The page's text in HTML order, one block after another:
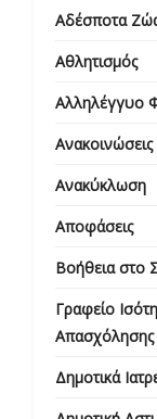
Αδέσποτα
Αθλητισμός
Αλληλέγγυο
Ανακοινώσεις
Ανακύκλωση
Αποφάσεις
Βοήθεια στο
Γραφείο
Απασχόλησης
Δημοτικά